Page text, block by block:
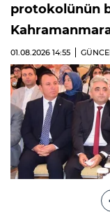
protokolünün
01.08.2026 14:55